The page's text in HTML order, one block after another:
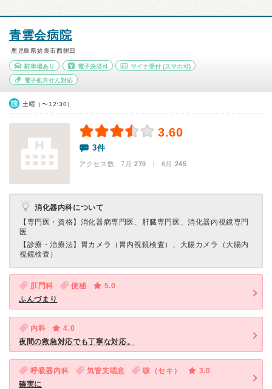
青雲会病院
鹿児島県姶良市西餠田
駐車場あり 電子決済可 マイナ受付 (スマホ可)
電子処方せん対応
土曜（〜12:30）
3.60
3件
アクセス数 7月:270 | 6月:245
消化器内科について
【専門医・資格】 消化器病専門医、肝臓専門医、消化器内視鏡専門
医
【診療・治療法】 胃カメラ（胃内視鏡検査）、大腸カメラ（大腸内
視鏡検査）
肛門科 便秘
5.0
ふんづまり
内科
4.0
夜間の救急対応でも丁寧な対応。
呼吸器内科 気管支喘息 咳（セキ）
3.0
確実に